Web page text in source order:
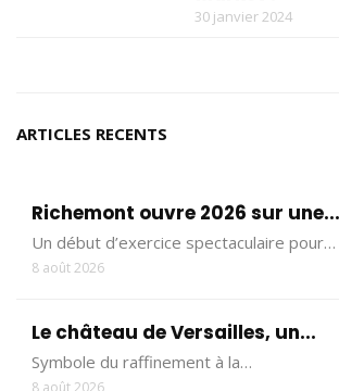
30 janvier 2024
ARTICLES RECENTS
Richemont ouvre 2026 sur une...
Un début d’exercice spectaculaire pour…
8 août 2026
Le château de Versailles, un...
Symbole du raffinement à la…
8 août 2026